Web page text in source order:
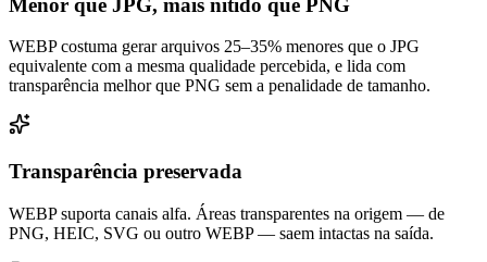
WEBP costuma gerar arquivos 25–35% menores que o JPG
equivalente com a mesma qualidade percebida, e lida com
transparência melhor que PNG sem a penalidade de tamanho.
Transparência preservada
WEBP suporta canais alfa. Áreas transparentes na origem — de
PNG, HEIC, SVG ou outro WEBP — saem intactas na saída.